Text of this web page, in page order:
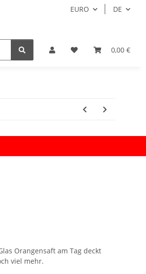
EURO DE
0,00 €
Orangensaft am Tag deckt
viel mehr.